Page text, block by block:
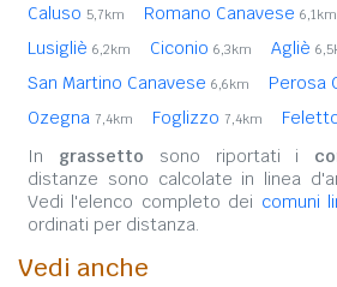
Caluso 5,7km Romano Canavese 6,1km
Lusigliè 6,2km Ciconio 6,3km Agliè
San Martino Canavese 6,6km Perosa
Ozegna 7,4km Foglizzo 7,4km
In grassetto sono riportati i
distanze sono calcolate in linea
Vedi l'elenco completo dei comuni
ordinati per distanza.
Vedi anche